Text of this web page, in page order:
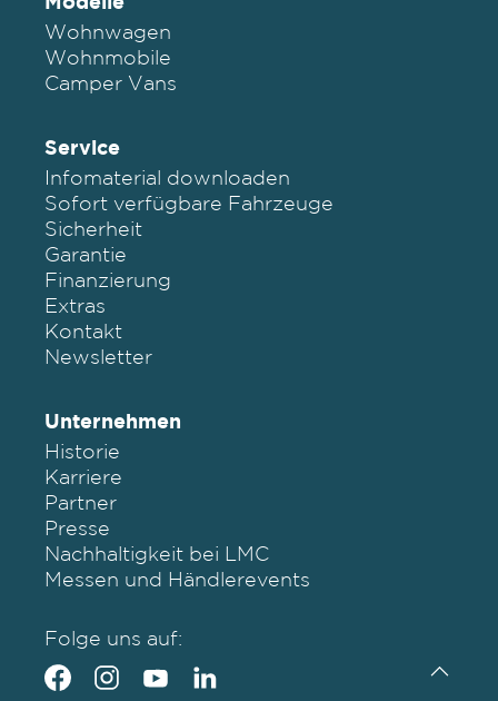
Wohnwagen
Wohnmobile
Camper Vans
Service
Infomaterial downloaden
Sofort verfügbare Fahrzeuge
Sicherheit
Garantie
Finanzierung
Extras
Kontakt
Newsletter
Unternehmen
Historie
Karriere
Partner
Presse
Nachhaltigkeit bei LMC
Messen und Händlerevents
Folge uns auf: